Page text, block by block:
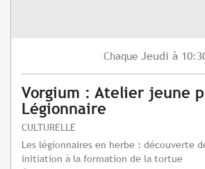
Chaque Jeudi à
Vorgium : Atelier jeune
Légionnaire
CULTURELLE
Les légionnaires en herbe : découverte
initiation à la formation de la tortue